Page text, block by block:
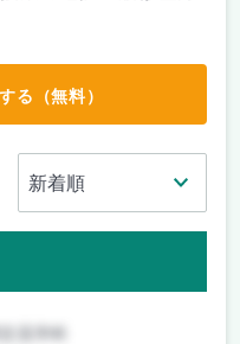
る（無料）